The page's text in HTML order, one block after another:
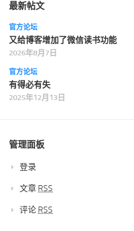
最新帖文
官方论坛
又给博客增加了微信读书功能
2026年8月7日
官方论坛
有得必有失
2025年12月13日
管理面板
登录
文章 RSS
评论 RSS